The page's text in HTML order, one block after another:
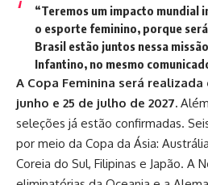
“Teremos um impacto mundial
o esporte feminino, porque
Brasil estão juntos nessa
Infantino, no mesmo
A Copa Feminina será
junho e 25 de julho de 2027.
seleções já estão confirmadas.
por meio da Copa da Ásia:
Coreia do Sul, Filipinas e Japão. A